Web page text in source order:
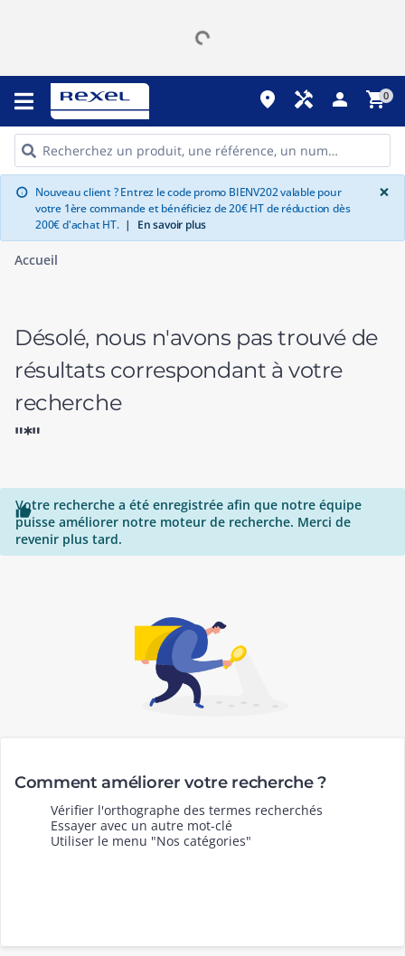
place handyman person shopping_cart0
info Nouveau client ? Entrez le code promo BIENV202 valable pour
votre 1ère commande et bénéficiez de 20€ HT de réduction dès
200€ d'achat HT. | En savoir plus
×
Accueil
Désolé, nous n'avons pas trouvé de
résultats correspondant à votre
recherche
"*"

Votre recherche a été enregistrée afin que notre équipe
puisse améliorer notre moteur de recherche. Merci de
revenir plus tard.
Comment améliorer votre recherche ?
Vérifier l'orthographe des termes recherchés
Essayer avec un autre mot-clé
Utiliser le menu "Nos catégories"